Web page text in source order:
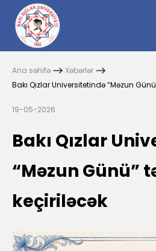
Ana səhifə
Xəbərlər
Bakı Qızlar Universitetində “Məzun
19-05-2026
Bakı Qızlar
“Məzun Günü”
keçiriləcək